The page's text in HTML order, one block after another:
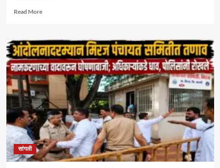
Read MoreRead
केंद्रीय
आरोग्य
योजनेत
सिनर्जी
हॉस्पिटलचा
समावेश
;
दक्षिण
महाराष्ट्रातील
CGHS
लाभार्थ्यांना
मोठा
दिलासा
सांगली